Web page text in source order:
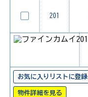
201
お気に入りリストに登録
物件詳細を見る